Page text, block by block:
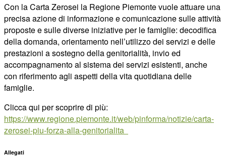
Con la Carta Zerosei la Regione Piemonte vuole attuare una
precisa azione di informazione e comunicazione sulle attività
proposte e sulle diverse iniziative per le famiglie: decodifica
della domanda, orientamento nell’utilizzo dei servizi e delle
prestazioni a sostegno della genitorialità, invio ed
accompagnamento al sistema dei servizi esistenti, anche
con riferimento agli aspetti della vita quotidiana delle
famiglie.
Clicca qui per scoprire di più:
https://www.regione.piemonte.it/web/pinforma/notizie/carta-
zerosei-piu-forza-alla-genitorialita
Allegati